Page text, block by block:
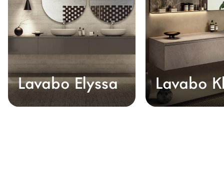
Press
Catalogues
Contacts
Language
Lavabo Elyssa Lavabo